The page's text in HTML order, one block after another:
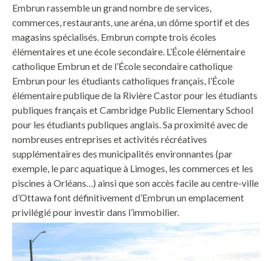
Embrun rassemble un grand nombre de services,
commerces, restaurants, une aréna, un dôme sportif et des
magasins spécialisés. Embrun compte trois écoles
élémentaires et une école secondaire. L’École élémentaire
catholique Embrun et de l’École secondaire catholique
Embrun pour les étudiants catholiques français, l’École
élémentaire publique de la Rivière Castor pour les étudiants
publiques français et Cambridge Public Elementary School
pour les étudiants publiques anglais. Sa proximité avec de
nombreuses entreprises et activités récréatives
supplémentaires des municipalités environnantes (par
exemple, le parc aquatique à Limoges, les commerces et les
piscines à Orléans…) ainsi que son accès facile au centre-ville
d’Ottawa font définitivement d’Embrun un emplacement
privilégié pour investir dans l’immobilier.